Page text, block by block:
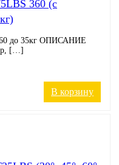
360 (с
до 35кг ОПИСАНИЕ
[…]
В корзину